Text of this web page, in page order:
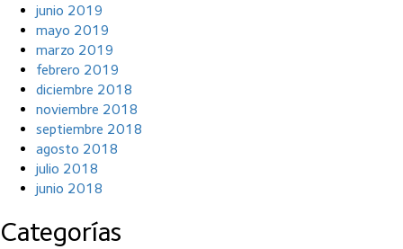
junio 2019
mayo 2019
marzo 2019
febrero 2019
diciembre 2018
noviembre 2018
septiembre 2018
agosto 2018
julio 2018
junio 2018
Categorías